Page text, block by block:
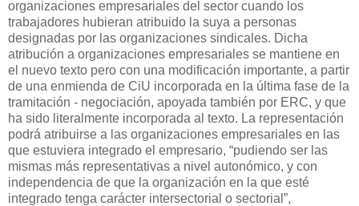
organizaciones empresariales del sector cuando los
trabajadores hubieran atribuido la suya a personas
designadas por las organizaciones sindicales. Dicha
atribución a organizaciones empresariales se mantiene en
el nuevo texto pero con una modificación importante, a partir
de una enmienda de CiU incorporada en la última fase de la
tramitación - negociación, apoyada también por ERC, y que
ha sido literalmente incorporada al texto. La representación
podrá atribuirse a las organizaciones empresariales en las
que estuviera integrado el empresario, “pudiendo ser las
mismas más representativas a nivel autonómico, y con
independencia de que la organización en la que esté
integrado tenga carácter intersectorial o sectorial”,